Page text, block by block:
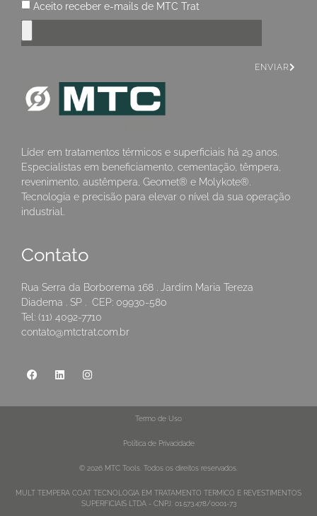
Líder em tratamentos térmicos e superficiais há 29 anos.
Especialistas em beneficiamento, cementação, têmpera,
revenimento, austêmpera, Geomet® e Molykote®.
Tecnologia e precisão para elevar o nível da sua operação
industrial.
Contato
Rua Serra da Borborema 168 . Jardim Maria Tereza
Diadema . SP . CEP: 09930-580
Tel: (11) 4092-7710
contato@mtctrat.com.br
Aceito receber e-mails de MTC Trat
ENVIAR
© 2026 MTC Tools. Todos os direitos reservados.
Política de Privacidade
Termo de Uso
MULT TEMPERA COAT TECNOLOGIA EM TRATAMENTO TERMICO E REVESTIMENTOS
SUPERFICIAIS LTDA - CNPJ: 01.573.478/0001-73